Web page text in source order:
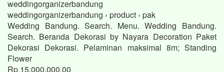
weddingorganizerbandung
weddingorganizerbandung › product › pak
Wedding Bandung. Search. Menu. Wedding Bandung.
Search. Beranda Dekorasi by Nayara Decoration Paket
Dekorasi Dekorasi. Pelaminan maksimal 8m; Standing
Flower
Rp 15.000.000,00